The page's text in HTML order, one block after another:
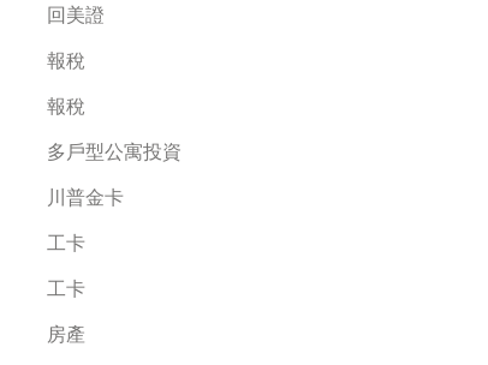
回美證
報稅
報稅
多戶型公寓投資
川普金卡
工卡
工卡
房產